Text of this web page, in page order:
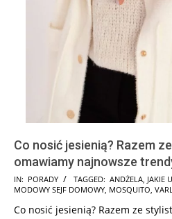
Co nosić jesienią? Razem
omawiamy najnowsze
2024-
10-
24
IN: PORADY TAGGED: ANDŻELA, JAKIE
MODOWY SEJF DOMOWY, MOSQUITO,
Co nosić jesienią? Razem ze